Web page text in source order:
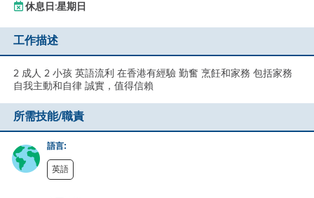
休息日:星期日
工作描述
2 成人 2 小孩 英語流利 在香港有經驗 勤奮 烹飪和家務 包括家務
自我主動和自律 誠實，值得信賴
所需技能/職責
語言:
英語